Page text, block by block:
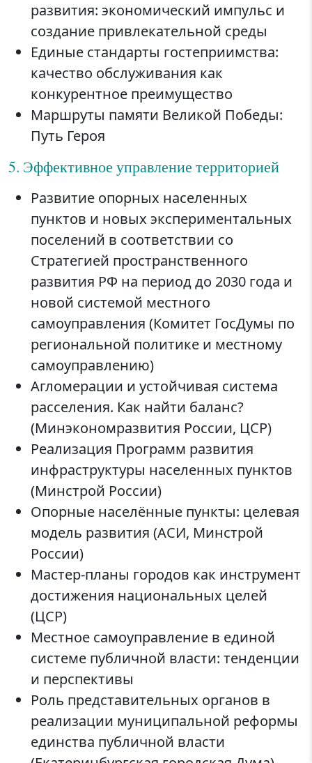
развития: экономический импульс и
создание привлекательной среды
Единые стандарты гостеприимства:
качество обслуживания как
конкурентное преимущество
Маршруты памяти Великой Победы:
Путь Героя
5. Эффективное управление территорией
Развитие опорных населенных
пунктов и новых экспериментальных
поселений в соответствии со
Стратегией пространственного
развития РФ на период до 2030 года и
новой системой местного
самоуправления (Комитет ГосДумы по
региональной политике и местному
самоуправлению)
Агломерации и устойчивая система
расселения. Как найти баланс?
(Минэкономразвития России, ЦСР)
Реализация Программ развития
инфраструктуры населенных пунктов
(Минстрой России)
Опорные населённые пункты: целевая
модель развития (АСИ, Минстрой
России)
Мастер-планы городов как инструмент
достижения национальных целей
(ЦСР)
Местное самоуправление в единой
системе публичной власти: тенденции
и перспективы
Роль представительных органов в
реализации муниципальной реформы
единства публичной власти